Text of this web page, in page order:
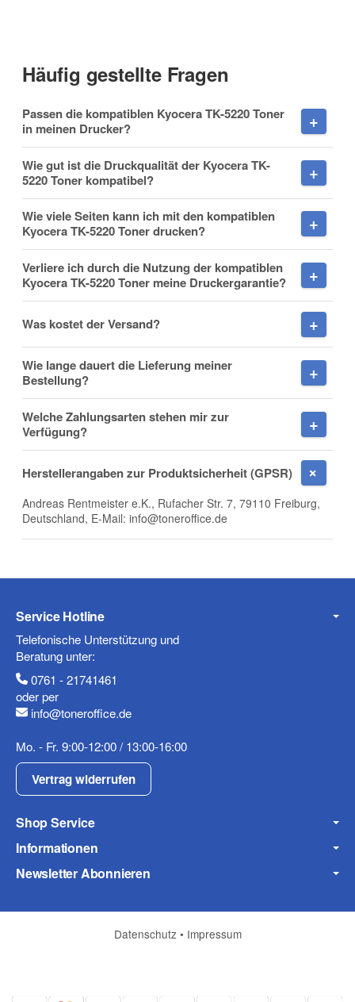
Telefon
Mobiltelefon
Fax
Frage zum Artikel
Ihre Frage
(* = Pflichtfelder)
Datenschutzerklärung
Frage abschicken
Häufig gestellte Fragen
Passen die kompatiblen Kyocera TK-5220 Toner
in meinen Drucker?
Wie gut ist die Druckqualität der Kyocera TK-
5220 Toner kompatibel?
Wie viele Seiten kann ich mit den kompatiblen
Kyocera TK-5220 Toner drucken?
Verliere ich durch die Nutzung der kompatiblen
Kyocera TK-5220 Toner meine Druckergarantie?
Was kostet der Versand?
Wie lange dauert die Lieferung meiner
Bestellung?
Welche Zahlungsarten stehen mir zur
Verfügung?
Herstellerangaben zur Produktsicherheit (GPSR)
Andreas Rentmeister e.K., Rufacher Str. 7, 79110 Freiburg,
Deutschland, E-Mail: info@toneroffice.de
Service Hotline
Telefonische Unterstützung und
Beratung unter:
0761 - 21741461
oder per
info@toneroffice.de
Mo. - Fr. 9:00-12:00 / 13:00-16:00
Vertrag widerrufen
Shop Service
Informationen
Newsletter Abonnieren
Datenschutz • Impressum